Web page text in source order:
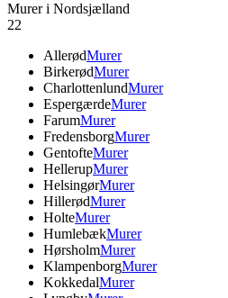
Murer i Nordsjælland
22
AllerødMurer
BirkerødMurer
CharlottenlundMurer
EspergærdeMurer
FarumMurer
FredensborgMurer
GentofteMurer
HellerupMurer
HelsingørMurer
HillerødMurer
HolteMurer
HumlebækMurer
HørsholmMurer
KlampenborgMurer
KokkedalMurer